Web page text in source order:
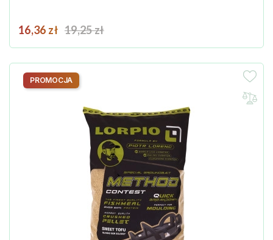
Cena
16,36 zł Cena podstawowa
19,25 zł
PROMOCJA